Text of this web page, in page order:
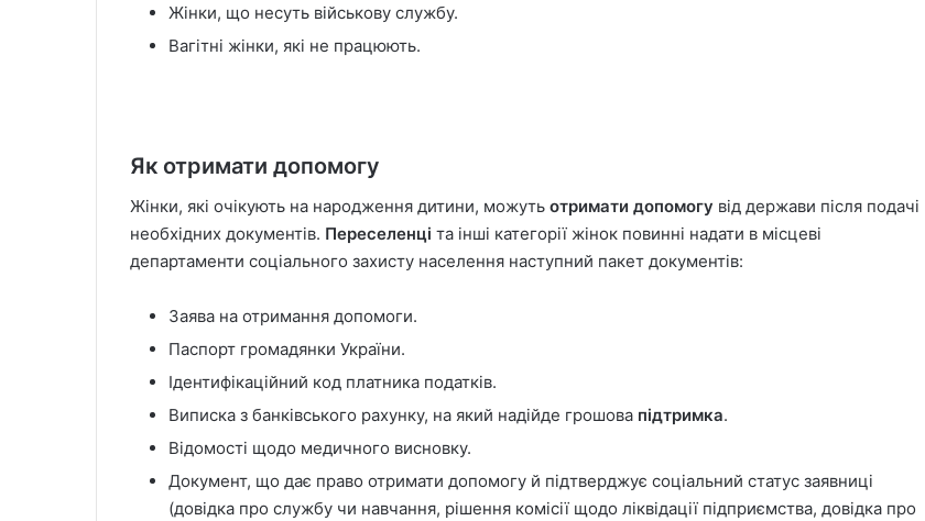
Жінки, що несуть військову службу.
Вагітні жінки, які не працюють.
Як отримати допомогу
Жінки, які очікують на народження дитини, можуть отримати допомогу від держави після подачі
необхідних документів. Переселенці та інші категорії жінок повинні надати в місцеві
департаменти соціального захисту населення наступний пакет документів:
Заява на отримання допомоги.
Паспорт громадянки України.
Ідентифікаційний код платника податків.
Виписка з банківського рахунку, на який надійде грошова підтримка.
Відомості щодо медичного висновку.
Документ, що дає право отримати допомогу й підтверджує соціальний статус заявниці
(довідка про службу чи навчання, рішення комісії щодо ліквідації підприємства, довідка про